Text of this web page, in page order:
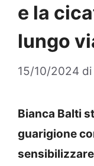
e la
lungo
15/10/2024 di
Bianca Balti
guarigione